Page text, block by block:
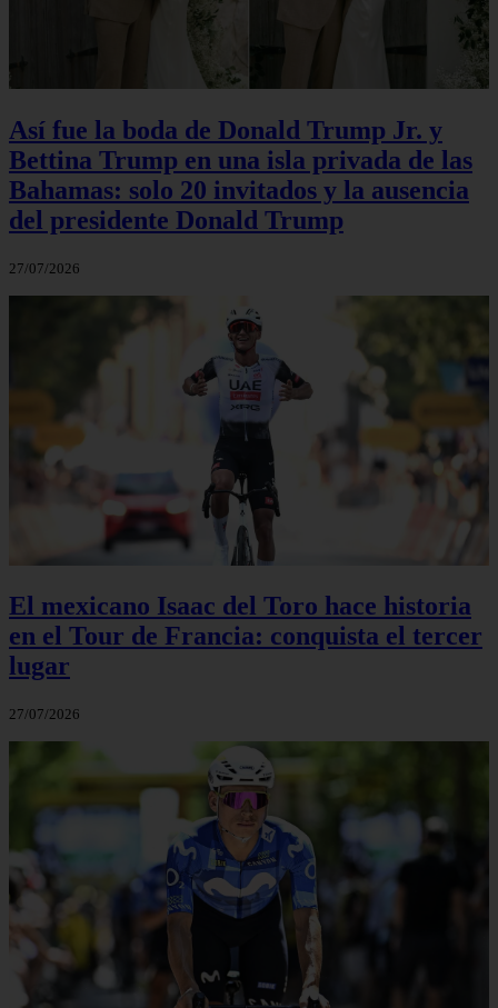
Así fue la boda de Donald Trump Jr. y
Bettina Trump en una isla privada de las
Bahamas: solo 20 invitados y la ausencia
del presidente Donald Trump
27/07/2026
El mexicano Isaac del Toro hace historia
en el Tour de Francia: conquista el tercer
lugar
27/07/2026